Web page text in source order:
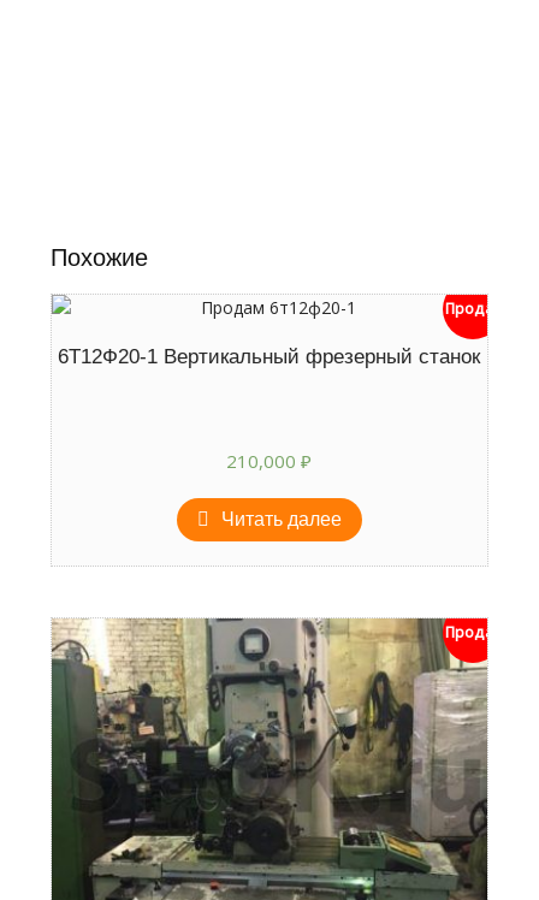
Похожие
Продан
6Т12Ф20-1 Вертикальный фрезерный станок
210,000₽
Читать далее
Продан